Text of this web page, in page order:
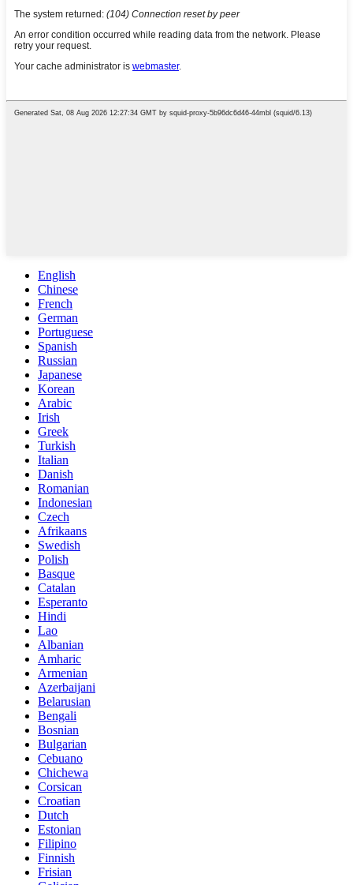
English
Chinese
French
German
Portuguese
Spanish
Russian
Japanese
Korean
Arabic
Irish
Greek
Turkish
Italian
Danish
Romanian
Indonesian
Czech
Afrikaans
Swedish
Polish
Basque
Catalan
Esperanto
Hindi
Lao
Albanian
Amharic
Armenian
Azerbaijani
Belarusian
Bengali
Bosnian
Bulgarian
Cebuano
Chichewa
Corsican
Croatian
Dutch
Estonian
Filipino
Finnish
Frisian